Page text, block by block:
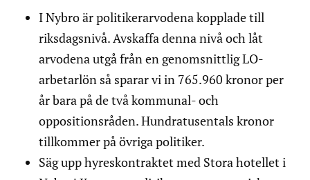
I Nybro är politikerarvodena kopplade till
riksdagsnivå. Avskaffa denna nivå och låt
arvodena utgå från en genomsnittlig LO-
arbetarlön så sparar vi in 765.960 kronor per
år bara på de två kommunal- och
oppositionsråden. Hundratusentals kronor
tillkommer på övriga politiker.
Säg upp hyreskontraktet med Stora hotellet i